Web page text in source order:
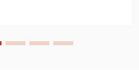
dekorativnih materijala, i jedna